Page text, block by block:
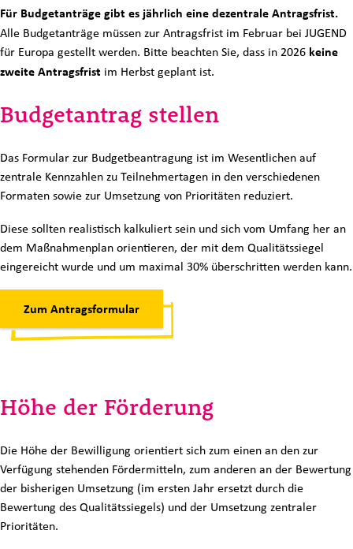
Für Budgetanträge gibt es jährlich eine dezentrale Antragsfrist.
Alle Budgetanträge müssen zur Antragsfrist im Februar bei JUGEND
für Europa gestellt werden. Bitte beachten Sie, dass in 2026 keine
zweite Antragsfrist im Herbst geplant ist.
Budgetantrag stellen
Das Formular zur Budgetbeantragung ist im Wesentlichen auf
zentrale Kennzahlen zu Teilnehmertagen in den verschiedenen
Formaten sowie zur Umsetzung von Prioritäten reduziert.
Diese sollten realistisch kalkuliert sein und sich vom Umfang her an
dem Maßnahmenplan orientieren, der mit dem Qualitätssiegel
eingereicht wurde und um maximal 30% überschritten werden kann.
Zum Antragsformular
Höhe der Förderung
Die Höhe der Bewilligung orientiert sich zum einen an den zur
Verfügung stehenden Fördermitteln, zum anderen an der Bewertung
der bisherigen Umsetzung (im ersten Jahr ersetzt durch die
Bewertung des Qualitätssiegels) und der Umsetzung zentraler
Prioritäten.